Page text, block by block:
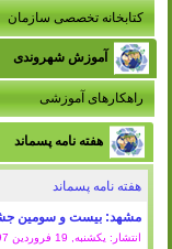
کتابخانه تخصصی سازمان
آموزش شهروندی
راهکارهای آموزشی
هفته نامه پسماند
هفته نامه پسماند
مشهد: بیست و سومین
انتشار: یکشنبه, 19 فروردين 1397